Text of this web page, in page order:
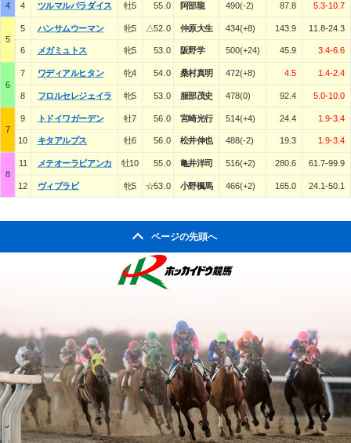
4 4 ツルマルパラダイス 牡5 55.0 阿部龍 490(-2) 87.8 5.3-10.7
5
5 ハンサムウーマン 牝5 △52.0 仲原大生 434(+8) 143.9 11.8-24.3
6 メガミュトス 牝5 53.0 阪野学 500(+24) 45.9 3.4-6.6
6
7 ワディアルヒタン 牝4 54.0 桑村真明 472(+8) 4.5 1.4-2.4
8 フロルセレジェイラ 牝5 53.0 服部茂史 478(0) 92.4 5.0-10.0
7
9 トドイワガーデン 牡7 56.0 宮崎光行 514(+4) 24.4 1.9-3.4
10 キタアルプス 牡6 56.0 松井伸也 488(-2) 19.3 1.9-3.4
8
11 メテオーラビアンカ 牡10 55.0 亀井洋司 516(+2) 280.6 61.7-99.9
12 ヴィブラビ 牝5 ☆53.0 小野楓馬 466(+2) 165.0 24.1-50.1
ページの先頭へ